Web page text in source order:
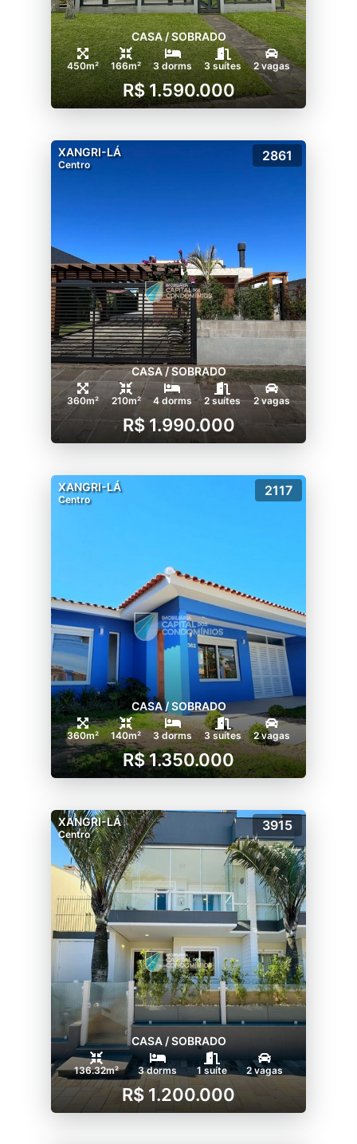
CASA / SOBRADO
450m² 166m² 3 dorms 3 suítes 2 vagas
R$ 1.590.000
XANGRI-LÁ
Centro
2861
CASA / SOBRADO
360m² 210m² 4 dorms 2 suítes 2 vagas
R$ 1.990.000
XANGRI-LÁ
Centro
2117
CASA / SOBRADO
360m² 140m² 3 dorms 3 suítes 2 vagas
R$ 1.350.000
XANGRI-LÁ
Centro
3915
CASA / SOBRADO
136.32m² 3 dorms 1 suíte 2 vagas
R$ 1.200.000